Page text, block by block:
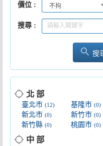
價位
搜尋
search 搜
location_searching 北 部
臺北市 (12) 基隆市(0)
新北市 (0) 新竹市(0)
新竹縣 (0) 桃園市(0)
location_searching 中 部